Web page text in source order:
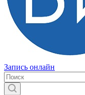
Запись онлайн